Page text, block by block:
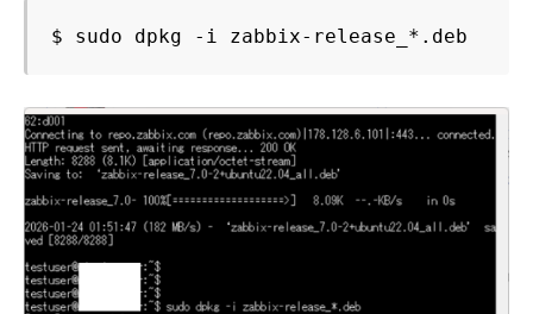
$ sudo dpkg -i zabbix-release_*.deb